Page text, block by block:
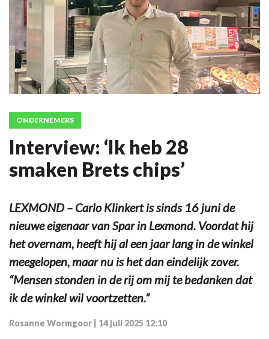
ONDERNEMERS
Interview: ‘Ik heb 28
smaken Brets chips’
LEXMOND – Carlo Klinkert is sinds 16 juni de
nieuwe eigenaar van Spar in Lexmond. Voordat hij
het overnam, heeft hij al een jaar lang in de winkel
meegelopen, maar nu is het dan eindelijk zover.
“Mensen stonden in de rij om mij te bedanken dat
ik de winkel wil voortzetten.”
Rosanne Wormgoor 14 juli 2025 12:10